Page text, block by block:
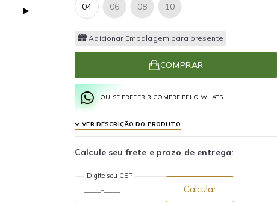
▶ 06
04 10
08
Adicionar Embalagem para presente
COMPRAR
OU SE PREFERIR COMPRE PELO WHATS
VER DESCRIÇÃO DO PRODUTO
Calcule seu frete e prazo de entrega:
Digite seu CEP
Calcular